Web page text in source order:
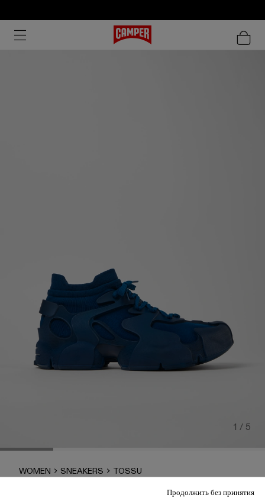
Продолжить без принятия
1 / 5
WOMEN SNEAKERS TOSSU